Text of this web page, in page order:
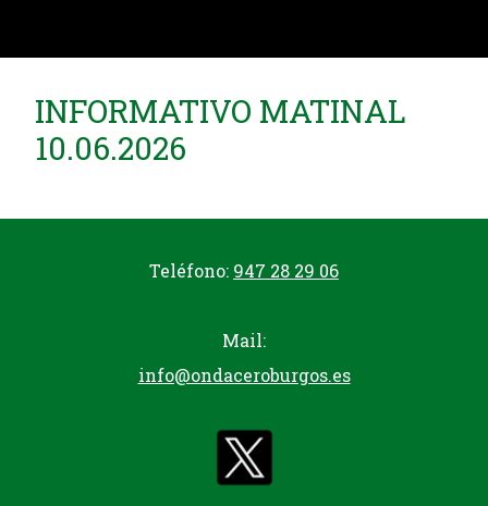
INFORMATIVO MATINAL
10.06.2026
Teléfono: 947 28 29 06
Mail:
info@ondaceroburgos.es